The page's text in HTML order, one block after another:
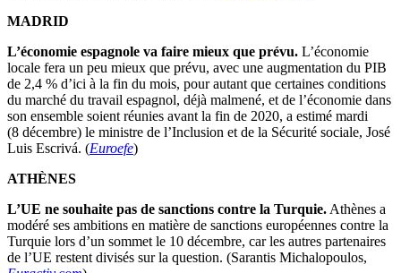
MADRID
L’économie espagnole va faire mieux que prévu. L’économie
locale fera un peu mieux que prévu, avec une augmentation du PIB
de 2,4 % d’ici à la fin du mois, pour autant que certaines conditions
du marché du travail espagnol, déjà malmené, et de l’économie dans
son ensemble soient réunies avant la fin de 2020, a estimé mardi
(8 décembre) le ministre de l’Inclusion et de la Sécurité sociale, José
Luis Escrivá. (Euroefe)
ATHÈNES
L’UE ne souhaite pas de sanctions contre la Turquie. Athènes a
modéré ses ambitions en matière de sanctions européennes contre la
Turquie lors d’un sommet le 10 décembre, car les autres partenaires
de l’UE restent divisés sur la question. (Sarantis Michalopoulos,